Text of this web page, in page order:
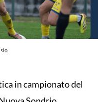
in campionato del